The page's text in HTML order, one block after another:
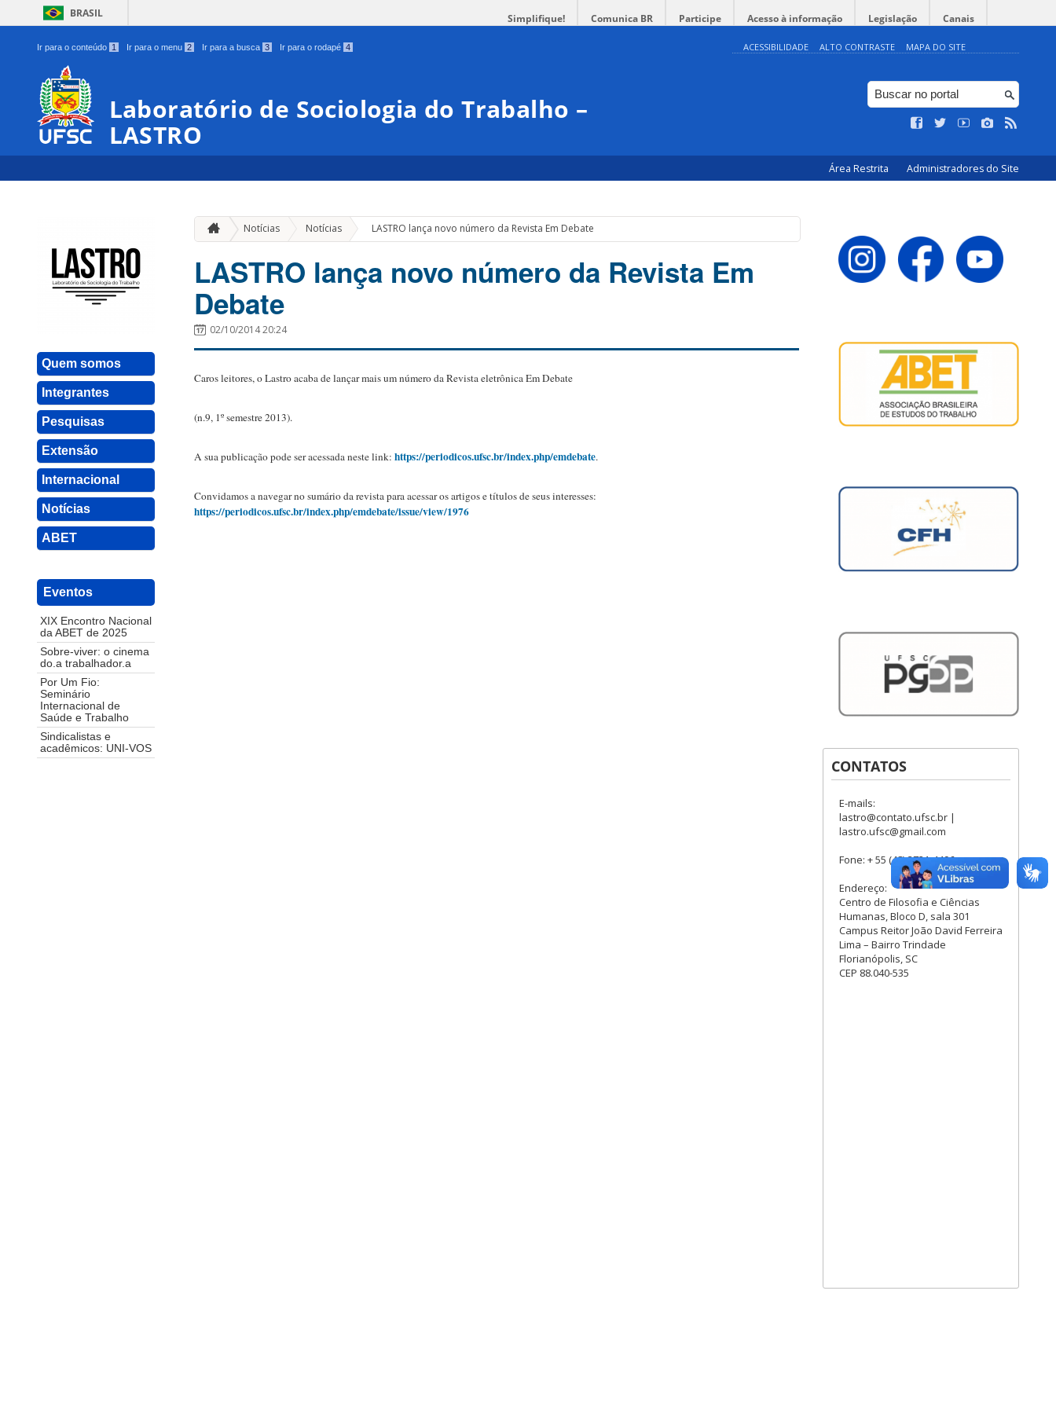
BRASIL Simplifique! Comunica BR Participe Acesso à informação Legislação Canais
Ir para o conteúdo 1 Ir para o menu 2 Ir para a busca 3 Ir para o rodapé 4 ACESSIBILIDADE ALTO CONTRASTE MAPA DO SITE
Laboratório de Sociologia do Trabalho –
LASTRO
Área Restrita Administradores do Site
Quem somos
Integrantes
Pesquisas
Extensão
Internacional
Notícias
ABET
Eventos
XIX Encontro Nacional
da ABET de 2025
Sobre-viver: o cinema
do.a trabalhador.a
Por Um Fio:
Seminário
Internacional de
Saúde e Trabalho
Sindicalistas e
acadêmicos: UNI-VOS
Notícias Notícias » LASTRO lança novo número da Revista Em Debate
LASTRO lança novo número da Revista Em
Debate
02/10/2014 20:24
Caros leitores, o Lastro acaba de lançar mais um número da Revista eletrônica Em Debate
(n.9, 1º semestre 2013).
A sua publicação pode ser acessada neste link: https://periodicos.ufsc.br/index.php/emdebate.
Convidamos a navegar no sumário da revista para acessar os artigos e títulos de seus interesses:
https://periodicos.ufsc.br/index.php/emdebate/issue/view/1976
CONTATOS
E-mails:
lastro@contato.ufsc.br |
lastro.ufsc@gmail.com
Fone: + 55 (48) 3721-4496
Endereço:
Centro de Filosofia e Ciências
Humanas, Bloco D, sala 301
Campus Reitor João David Ferreira
Lima – Bairro Trindade
Florianópolis, SC
CEP 88.040-535